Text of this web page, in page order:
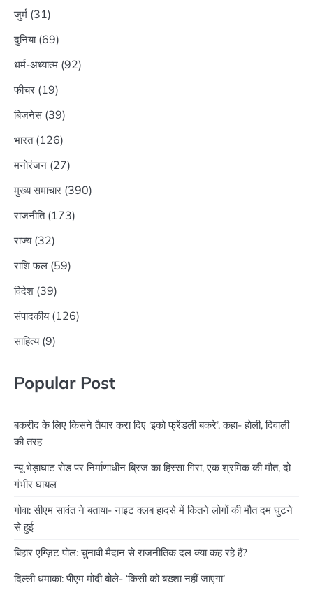
जुर्म (31)
दुनिया(69)
धर्म-अध्यात्म (92)
फीचर (19)
बिज़नेस(39)
भारत(126)
मनोरंजन (27)
मुख्य समाचार (390)
राजनीति(173)
राज्य(32)
राशि फल (59)
विदेश (39)
संपादकीय(126)
साहित्य(9)
Popular Post
बकरीद के लिए किसने तैयार करा दिए ‘इको फ्रेंडली बकरे’, कहा- होली, दिवाली
की तरह
न्यू भेड़ाघाट रोड पर निर्माणाधीन ब्रिज का हिस्सा गिरा, एक श्रमिक की मौत, दो
गंभीर घायल
गोवा: सीएम सावंत ने बताया- नाइट क्लब हादसे में कितने लोगों की मौत दम घुटने
से हुई
बिहार एग्ज़िट पोल: चुनावी मैदान से राजनीतिक दल क्या कह रहे हैं?
दिल्ली धमाका: पीएम मोदी बोले- ‘किसी को बख़्शा नहीं जाएगा’